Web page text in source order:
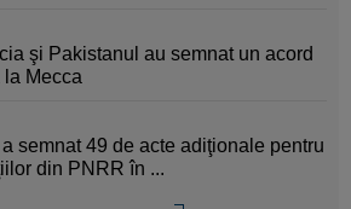
şi Pakistanul au semnat un acord
Mecca
semnat 49 de acte adiţionale pentru
din PNRR în ...